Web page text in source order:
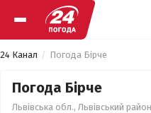
24 Канал Погода Бірче
Погода Бірче
Львівська обл., Львівський